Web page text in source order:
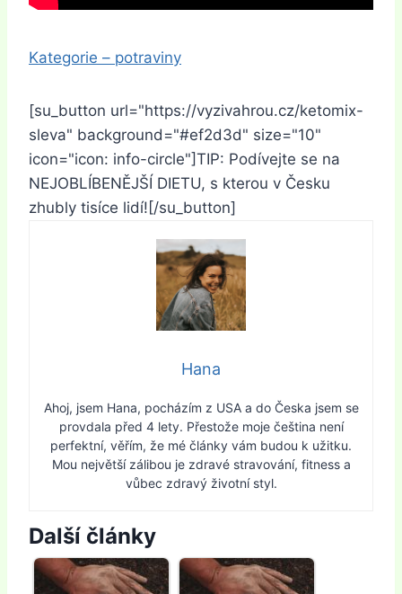
Kategorie – potraviny
[su_button url="https://vyzivahrou.cz/ketomix-
sleva" background="#ef2d3d" size="10"
icon="icon: info-circle"]TIP: Podívejte se na
NEJOBLÍBENĚJŠÍ DIETU, s kterou v Česku
zhubly tisíce lidí![/su_button]
Hana
Ahoj, jsem Hana, pocházím z USA a do Česka jsem se
provdala před 4 lety. Přestože moje čeština není
perfektní, věřím, že mé články vám budou k užitku.
Mou největší zálibou je zdravé stravování, fitness a
vůbec zdravý životní styl.
Další články